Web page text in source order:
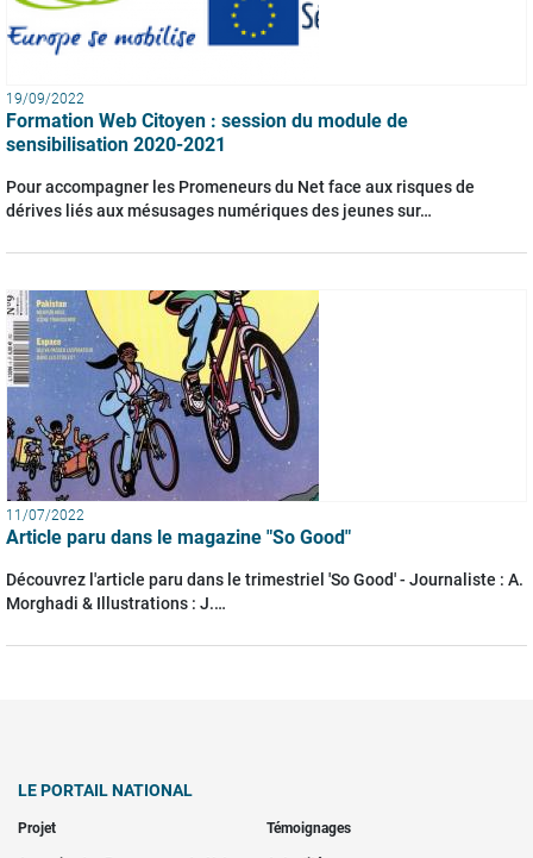
19/09/2022
Formation Web Citoyen : session du module de
sensibilisation 2020-2021
Pour accompagner les Promeneurs du Net face aux risques de
dérives liés aux mésusages numériques des jeunes sur…
11/07/2022
Article paru dans le magazine "So Good"
Découvrez l'article paru dans le trimestriel 'So Good' - Journaliste : A.
Morghadi & Illustrations : J.…
LE PORTAIL NATIONAL
Projet Témoignages